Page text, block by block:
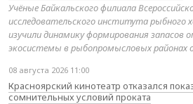
Учёные Байкальского филиала
исследовательского института рыбного
изучили динамику формирования запасов
экосистемы в рыбопромысловых районах
08 августа 2026 11:00
Красноярский кинотеатр отказался
сомнительных условий проката